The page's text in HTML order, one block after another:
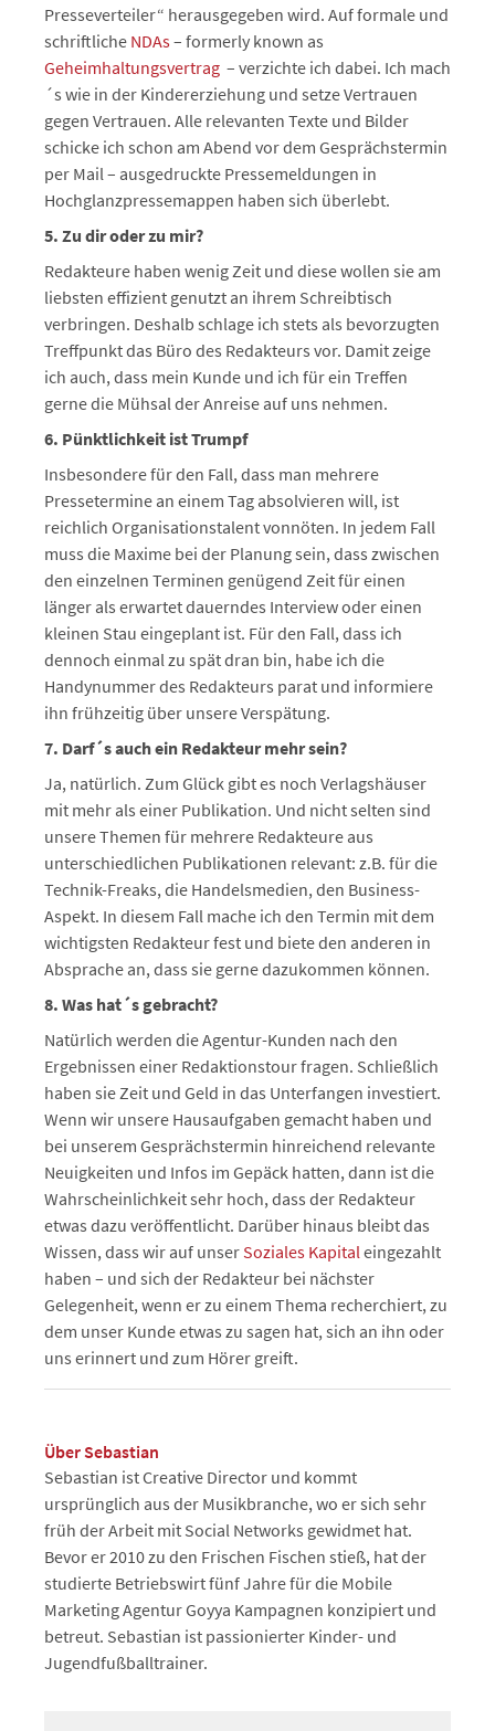
Presseverteiler“ herausgegeben wird. Auf formale und
schriftliche NDAs– formerly known as
Geheimhaltungsvertrag – verzichte ich dabei. Ich mach
´s wie in der Kindererziehung und setze Vertrauen
gegen Vertrauen. Alle relevanten Texte und Bilder
schicke ich schon am Abend vor dem Gesprächstermin
per Mail – ausgedruckte Pressemeldungen in
Hochglanzpressemappen haben sich überlebt.
5. Zu diroderzu mir?
Redakteure haben wenig Zeit und diese wollen sie am
liebsten effizient genutzt an ihrem Schreibtisch
verbringen. Deshalb schlage ich stets als bevorzugten
Treffpunkt das Büro des Redakteurs vor. Damit zeige
ich auch, dass mein Kunde und ich für ein Treffen
gerne die Mühsal der Anreise auf uns nehmen.
6. Pünktlichkeit istTrumpf
Insbesondere für den Fall, dass man mehrere
Pressetermine an einem Tag absolvieren will, ist
reichlich Organisationstalent vonnöten. In jedem Fall
muss die Maxime bei der Planung sein, dass zwischen
den einzelnen Terminen genügend Zeit für einen
länger als erwartet dauerndes Interview oder einen
kleinen Stau eingeplant ist. Für den Fall, dass ich
dennoch einmal zu spät dran bin, habe ich die
Handynummer des Redakteurs parat und informiere
ihn frühzeitig über unsere Verspätung.
7. Darf´s auch ein Redakteur mehr sein?
Ja, natürlich. Zum Glück gibt es noch Verlagshäuser
mit mehr als einer Publikation. Und nicht selten sind
unsere Themen für mehrere Redakteure aus
unterschiedlichen Publikationen relevant: z.B. für die
Technik-Freaks, die Handelsmedien, den Business-
Aspekt. In diesem Fall mache ich den Termin mit dem
wichtigsten Redakteur fest und biete den anderen in
Absprache an, dass sie gerne dazukommen können.
8. Was hat´s gebracht?
Natürlich werden die Agentur-Kunden nach den
Ergebnissen einer Redaktionstour fragen. Schließlich
haben sie Zeit und Geld in das Unterfangen investiert.
Wenn wir unsere Hausaufgaben gemacht haben und
bei unserem Gesprächstermin hinreichend relevante
Neuigkeiten und Infos im Gepäck hatten, dann ist die
Wahrscheinlichkeit sehr hoch, dass der Redakteur
etwas dazu veröffentlicht. Darüber hinaus bleibt das
Wissen, dass wir auf unser Soziales Kapitaleingezahlt
haben – und sich der Redakteur bei nächster
Gelegenheit, wenn er zu einem Thema recherchiert, zu
dem unser Kunde etwas zu sagen hat, sich an ihn oder
uns erinnert und zum Hörer greift.
Über Sebastian
Sebastian ist Creative Director und kommt
ursprünglich aus der Musikbranche, wo er sich sehr
früh der Arbeit mit Social Networks gewidmet hat.
Bevor er 2010 zu den Frischen Fischen stieß, hat der
studierte Betriebswirt fünf Jahre für die Mobile
Marketing Agentur Goyya Kampagnen konzipiert und
betreut. Sebastian ist passionierter Kinder- und
Jugendfußballtrainer.